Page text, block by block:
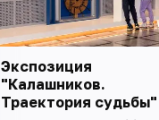
Экспозиция
"Калашников.
Траектория судьбы"